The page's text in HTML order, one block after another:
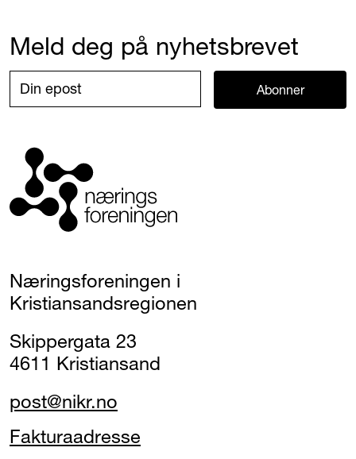
Meld deg på nyhetsbrevet
Abonner
Næringsforeningen i
Kristiansandsregionen
Skippergata 23
4611 Kristiansand
post@nikr.no
Fakturaadresse